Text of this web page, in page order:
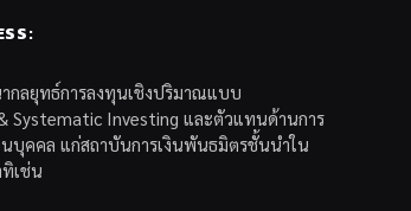
ลยุทธ์การลงทุนเชิงปริมาณแบบ
Systematic Investing และตัวแทนด้านการ
บุคคล แก่สถาบันการเงินพันธมิตรชั้นนำใน
เช่น